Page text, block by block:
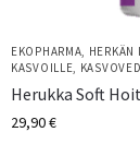
EKOPHARMA, HERKÄN
KASVOILLE,
Herukka Soft
29,90€